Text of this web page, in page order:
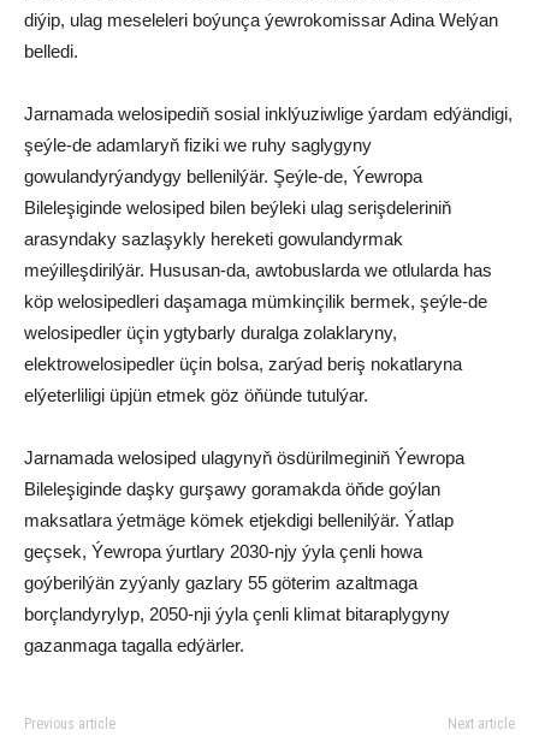
diýip, ulag meseleleri boýunça ýewrokomissar Adina Welýan
belledi.
Jarnamada welosipediň sosial inklýuziwlige ýardam edýändigi,
şeýle-de adamlaryň fiziki we ruhy saglygyny
gowulandyrýandygy bellenilýär. Şeýle-de, Ýewropa
Bileleşiginde welosiped bilen beýleki ulag serişdeleriniň
arasyndaky sazlaşykly hereketi gowulandyrmak
meýilleşdirilýär. Hususan-da, awtobuslarda we otlularda has
köp welosipedleri daşamaga mümkinçilik bermek, şeýle-de
welosipedler üçin ygtybarly duralga zolaklaryny,
elektrowelosipedler üçin bolsa, zarýad beriş nokatlaryna
elýeterliligi üpjün etmek göz öňünde tutulýar.
Jarnamada welosiped ulagynyň ösdürilmeginiň Ýewropa
Bileleşiginde daşky gurşawy goramakda öňde goýlan
maksatlara ýetmäge kömek etjekdigi bellenilýär. Ýatlap
geçsek, Ýewropa ýurtlary 2030-njy ýyla çenli howa
goýberilýän zyýanly gazlary 55 göterim azaltmaga
borçlandyrylyp, 2050-nji ýyla çenli klimat bitaraplygyny
gazanmaga tagalla edýärler.
Previous article Next article